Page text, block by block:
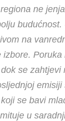
ne
budućnost.
na
izbore. Poruka
se zahtjevi
emisiji
koji se bavi
u